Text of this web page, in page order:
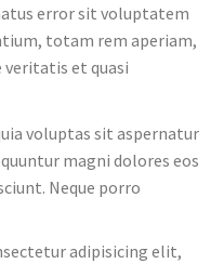
error sit voluptatem
totam rem aperiam,
veritatis et quasi
voluptas sit aspernatur
magni dolores eos
Neque porro
adipisicing elit,